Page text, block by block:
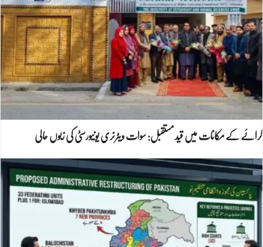
کرائے کے مکانات میں قید مستقبل: سوات ویٹرنری یونیورسٹی کی زبوں حالی